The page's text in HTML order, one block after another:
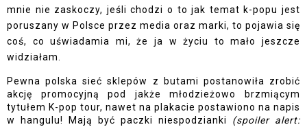
mnie nie zaskoczy, jeśli chodzi o to jak temat k-popu jest
poruszany w Polsce przez media oraz marki, to pojawia się
coś, co uświadamia mi, że ja w życiu to mało jeszcze
widziałam.
Pewna polska sieć sklepów z butami postanowiła zrobić
akcję promocyjną pod jakże młodzieżowo brzmiącym
tytułem K-pop tour, nawet na plakacie postawiono na napis
w hangulu! Mają być paczki niespodzianki (spoiler alert: